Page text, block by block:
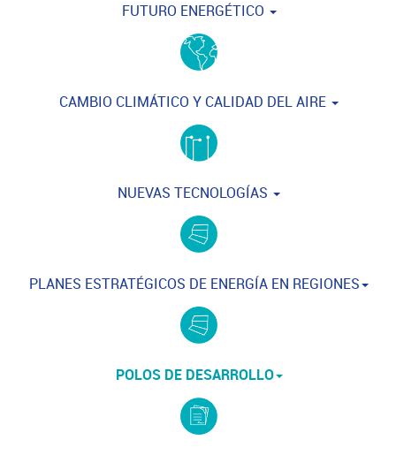
FUTURO ENERGÉTICO
CAMBIO CLIMÁTICO Y CALIDAD DEL AIRE
NUEVAS TECNOLOGÍAS
PLANES ESTRATÉGICOS DE ENERGÍA EN REGIONES
POLOS DE DESARROLLO